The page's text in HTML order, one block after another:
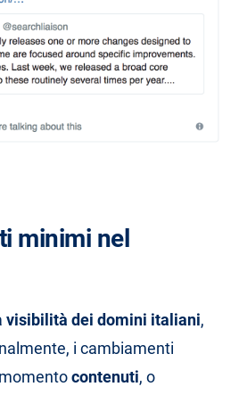
minimi nel
visibilità dei domini italiani,
i cambiamenti
contenuti, o